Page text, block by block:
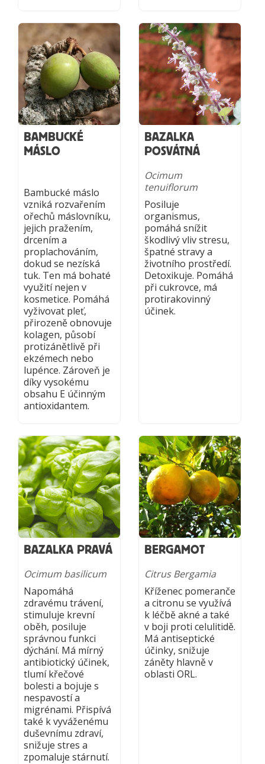
BAMBUCKÉ
MÁSLO
Bambucké máslo
vzniká rozvařením
ořechů máslovníku,
jejich pražením,
drcením a
proplachováním,
dokud se nezíská
tuk. Ten má bohaté
využití nejen v
kosmetice. Pomáhá
vyživovat pleť,
přirozeně obnovuje
kolagen, působí
protizánětlivě při
ekzémech nebo
lupénce. Zároveň je
díky vysokému
obsahu E účinným
antioxidantem.
BAZALKA
POSVÁTNÁ
Ocimum
tenuiflorum
Posiluje
organismus,
pomáhá snížit
škodlivý vliv stresu,
špatné stravy a
životního prostředí.
Detoxikuje. Pomáhá
při cukrovce, má
protirakovinný
účinek.
BAZALKA PRAVÁ
Ocimum basilicum
Napomáhá
zdravému trávení,
stimuluje krevní
oběh, posiluje
správnou funkci
dýchání. Má mírný
antibiotický účinek,
tlumí křečové
bolesti a bojuje s
nespavostí a
migrénami. Přispívá
také k vyváženému
duševnímu zdraví,
snižuje stres a
zpomaluje stárnutí.
BERGAMOT
Citrus Bergamia
Kříženec pomeranče
a citronu se využívá
k léčbě akné a také
v boji proti celulitidě.
Má antiseptické
účinky, snižuje
záněty hlavně v
oblasti ORL.